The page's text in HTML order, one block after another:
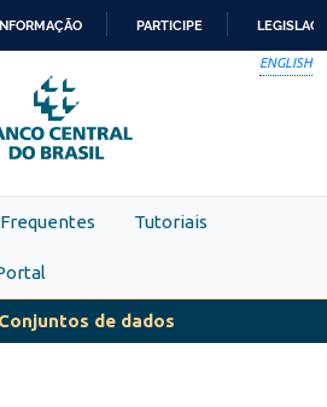
PARA
O
CONTEÚDO
PARTICIPE
ENGLISH
Tutoriais
Conjuntos de dados